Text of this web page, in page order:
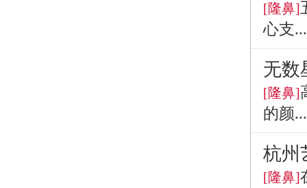
[隆鼻]
心支...
无数
[隆鼻]
的颜...
杭州
[隆鼻]